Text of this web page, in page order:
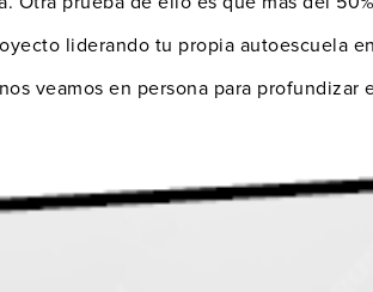
liderando tu propia autoescuela
veamos en persona para